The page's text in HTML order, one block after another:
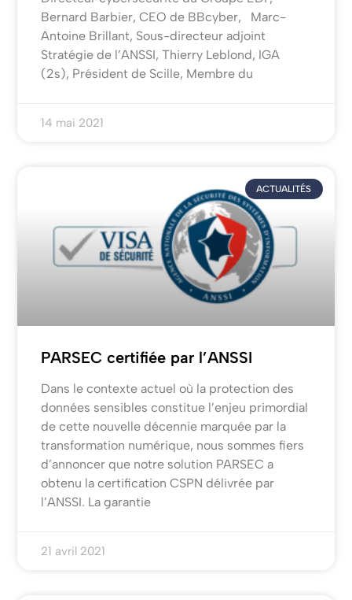
Bernard Barbier, CEO de BBcyber, Marc-
Antoine Brillant, Sous-directeur adjoint
Stratégie de l’ANSSI, Thierry Leblond, IGA
(2s), Président de Scille, Membre du
14 mai 2021
ACTUALITÉS
PARSEC certifiée par l’ANSSI
Dans le contexte actuel où la protection des
données sensibles constitue l’enjeu primordial
de cette nouvelle décennie marquée par la
transformation numérique, nous sommes fiers
d’annoncer que notre solution PARSEC a
obtenu la certification CSPN délivrée par
l’ANSSI. La garantie
21 avril 2021